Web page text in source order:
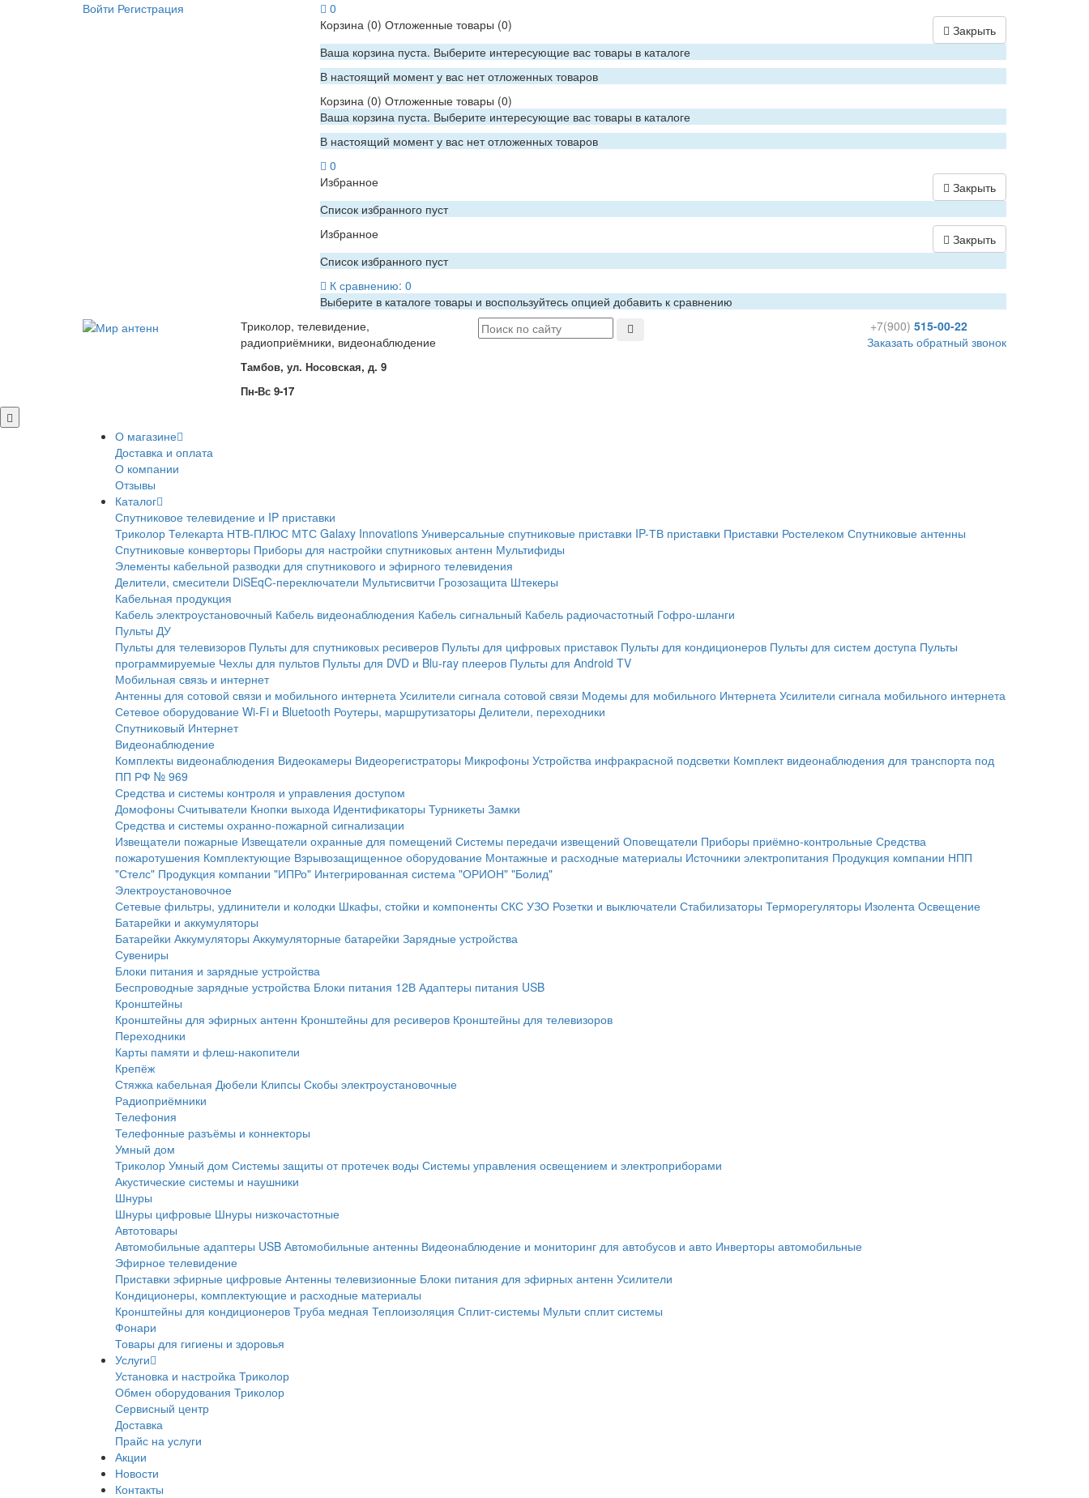
Войти Регистрация
0
Корзина(0) Отложенные товары (0)
Закрыть
Ваша корзина пуста. Выберите интересующие вас товары в каталоге
В настоящий момент у вас нет отложенных товаров
Корзина(0) Отложенные товары (0)
Ваша корзина пуста. Выберите интересующие вас товары в каталоге
В настоящий момент у вас нет отложенных товаров
0
Избранное
Закрыть
Список избранного пуст
Избранное
Закрыть
Список избранного пуст
К сравнению: 0
Выберите в каталоге товары и воспользуйтесь опцией добавить к сравнению
Триколор, телевидение,
радиоприёмники, видеонаблюдение
Тамбов, ул. Носовская, д. 9
Пн-Вс 9-17
+7(900) 515-00-22
Заказать обратный звонок
О магазине
Доставка и оплата
О компании
Отзывы
Каталог
Спутниковое телевидение и IP приставки
Триколор Телекарта НТВ-ПЛЮС МТС Galaxy Innovations Универсальные спутниковые приставки IP-ТВ приставки Приставки Ростелеком Спутниковые антенны
Спутниковые конверторы Приборы для настройки спутниковых антенн Мультифиды
Элементы кабельной разводки для спутникового и эфирного телевидения
Делители, смесители DiSEqC-переключатели Мультисвитчи Грозозащита Штекеры
Кабельная продукция
Кабель электроустановочный Кабель видеонаблюдения Кабель сигнальный Кабель радиочастотный Гофро-шланги
Пульты ДУ
Пульты для телевизоров Пульты для спутниковых ресиверов Пульты для цифровых приставок Пульты для кондиционеров Пульты для систем доступа Пульты
программируемые Чехлы для пультов Пульты для DVD и Blu-ray плееров Пульты для Android TV
Мобильная связь и интернет
Антенны для сотовой связи и мобильного интернета Усилители сигнала сотовой связи Модемы для мобильного Интернета Усилители сигнала мобильного интернета
Сетевое оборудование Wi-Fi и Bluetooth Роутеры, маршрутизаторы Делители, переходники
Спутниковый Интернет
Видеонаблюдение
Комплекты видеонаблюдения Видеокамеры Видеорегистраторы Микрофоны Устройства инфракрасной подсветки Комплект видеонаблюдения для транспорта под
ПП РФ № 969
Средства и системы контроля и управления доступом
Домофоны Считыватели Кнопки выхода Идентификаторы Турникеты Замки
Средства и системы охранно-пожарной сигнализации
Извещатели пожарные Извещатели охранные для помещений Системы передачи извещений Оповещатели Приборы приёмно-контрольные Средства
пожаротушения Комплектующие Взрывозащищенное оборудование Монтажные и расходные материалы Источники электропитания Продукция компании НПП
"Стелс" Продукция компании "ИПРо" Интегрированная система "ОРИОН" "Болид"
Электроустановочное
Сетевые фильтры, удлинители и колодки Шкафы, стойки и компоненты СКС УЗО Розетки и выключатели Стабилизаторы Терморегуляторы Изолента Освещение
Батарейки и аккумуляторы
Батарейки Аккумуляторы Аккумуляторные батарейки Зарядные устройства
Сувениры
Блоки питания и зарядные устройства
Беспроводные зарядные устройства Блоки питания 12В Адаптеры питания USB
Кронштейны
Кронштейны для эфирных антенн Кронштейны для ресиверов Кронштейны для телевизоров
Переходники
Карты памяти и флеш-накопители
Крепёж
Стяжка кабельная Дюбели Клипсы Скобы электроустановочные
Радиоприёмники
Телефония
Телефонные разъёмы и коннекторы
Умный дом
Триколор Умный дом Системы защиты от протечек воды Системы управления освещением и электроприборами
Акустические системы и наушники
Шнуры
Шнуры цифровые Шнуры низкочастотные
Автотовары
Автомобильные адаптеры USB Автомобильные антенны Видеонаблюдение и мониторинг для автобусов и авто Инверторы автомобильные
Эфирное телевидение
Приставки эфирные цифровые Антенны телевизионные Блоки питания для эфирных антенн Усилители
Кондиционеры, комплектующие и расходные материалы
Кронштейны для кондиционеров Труба медная Теплоизоляция Сплит-системы Мульти сплит системы
Фонари
Товары для гигиены и здоровья
Услуги
Установка и настройка Триколор
Обмен оборудования Триколор
Сервисный центр
Доставка
Прайс на услуги
Акции
Новости
Контакты